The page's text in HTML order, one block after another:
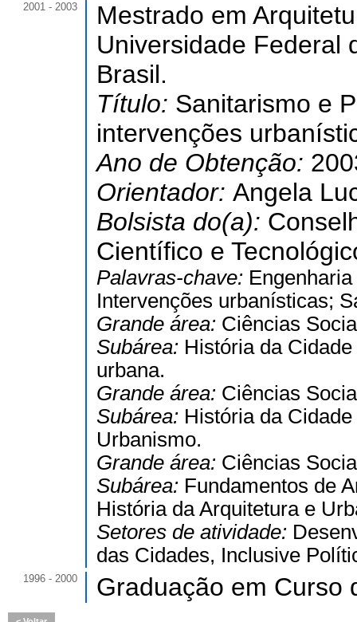
2001 - 2003
Mestrado em
Universidade Federal
Brasil.
Título: Sanitarismo e
intervenções
Ano de Obtenção:
Orientador: Angela
Bolsista do(a):
Científico e
Palavras-chave:
Intervenções urbanísticas;
Grande área: Ciências
Subárea: História da
urbana.
Grande área: Ciências
Subárea: História da
Urbanismo.
Grande área: Ciências
Subárea: Fundamentos de
História da Arquitetura e
Setores de atividade:
das Cidades, Inclusive
1996 - 2000 Graduação em Curso